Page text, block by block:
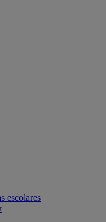
escolares